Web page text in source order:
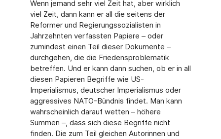
Wenn jemand sehr viel Zeit hat, aber wirklich
viel Zeit, dann kann er all die seitens der
Reformer und Regierungssozialisten in
Jahrzehnten verfassten Papiere – oder
zumindest einen Teil dieser Dokumente –
durchgehen, die die Friedensproblematik
betreffen. Und er kann dann suchen, ob er in all
diesen Papieren Begriffe wie US-
Imperialismus, deutscher Imperialismus oder
aggressives NATO-Bündnis findet. Man kann
wahrscheinlich darauf wetten – höhere
Summen –, dass sich diese Begriffe nicht
finden. Die zum Teil gleichen Autorinnen und